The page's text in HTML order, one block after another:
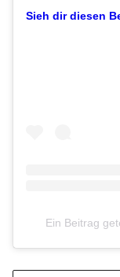
Sieh dir diesen
Ein Beitrag